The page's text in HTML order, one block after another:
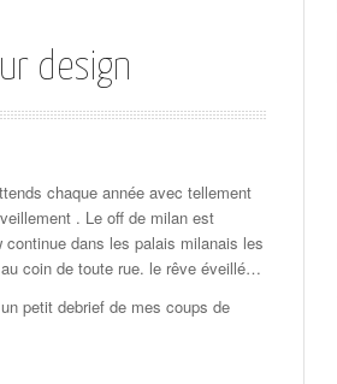
design
chaque année avec tellement
. Le off de milan est
dans les palais milanais les
coin de toute rue. le rêve éveillé…
petit debrief de mes coups de